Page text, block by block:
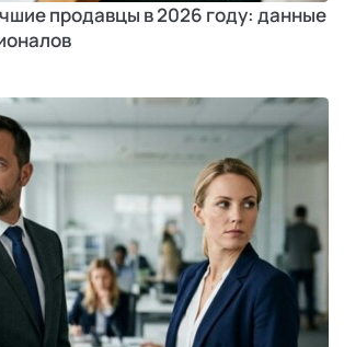
продавцы в 2026 году: данные